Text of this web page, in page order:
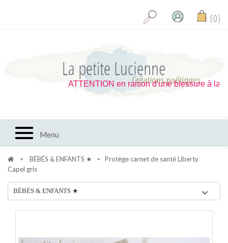
0
Toggle navigation
Menu
ATTENTION en raison d'une blessure à la
BÉBÉS & ENFANTS ★
Protège carnet de santé Liberty
Capel gris
BÉBÉS & ENFANTS ★